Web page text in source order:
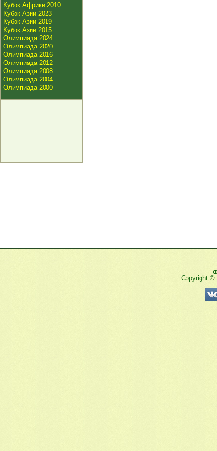
Кубок Африки 2010
Кубок Азии 2023
Кубок Азии 2019
Кубок Азии 2015
Олимпиада 2024
Олимпиада 2020
Олимпиада 2016
Олимпиада 2012
Олимпиада 2008
Олимпиада 2004
Олимпиада 2000
Copyright ©